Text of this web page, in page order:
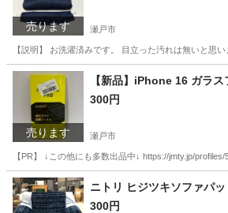
売ります 瀬戸市
【説明】 お洗濯済みです。 目立った汚れは無いと思
愛知 瀬戸市 カーテン、ブラインド カー
売ります
【新品】iPhone 16 ガラス
300円
瀬戸市
【PR】 ↓この他にも多数出品中↓ https://jmty.jp/
愛知 瀬戸市 携帯アクセサリー ガラス
ニトリ ヒジツキソファパッ
300円